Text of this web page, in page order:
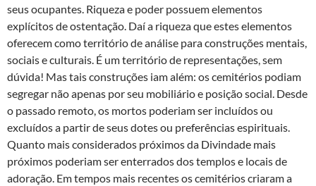
seus ocupantes. Riqueza e poder possuem elementos
explícitos de ostentação. Daí a riqueza que estes elementos
oferecem como território de análise para construções mentais,
sociais e culturais. É um território de representações, sem
dúvida! Mas tais construções iam além: os cemitérios podiam
segregar não apenas por seu mobiliário e posição social. Desde
o passado remoto, os mortos poderiam ser incluídos ou
excluídos a partir de seus dotes ou preferências espirituais.
Quanto mais considerados próximos da Divindade mais
próximos poderiam ser enterrados dos templos e locais de
adoração. Em tempos mais recentes os cemitérios criaram a